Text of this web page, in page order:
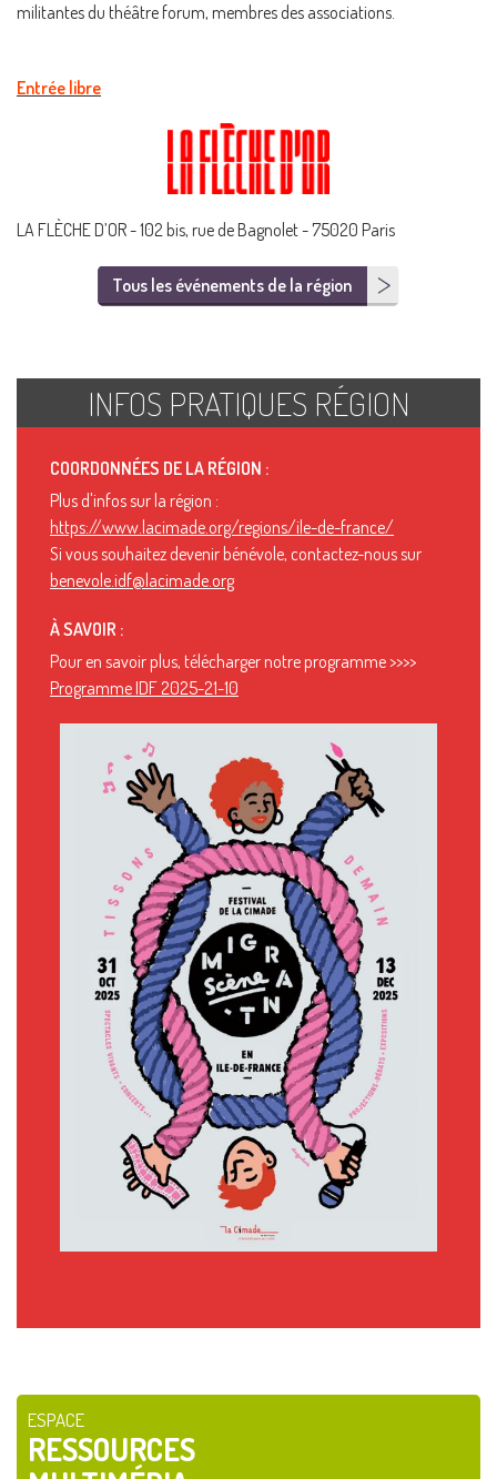
militantes du théâtre forum, membres des associations.
Entrée libre
LA FLÈCHE D’OR - 102 bis, rue de Bagnolet - 75020 Paris
Tous les événements de la région
INFOS PRATIQUES RÉGION
COORDONNÉES DE LA RÉGION :
Plus d'infos sur la région :
https://www.lacimade.org/regions/ile-de-france/
Si vous souhaitez devenir bénévole, contactez-nous sur
benevole.idf@lacimade.org
À SAVOIR :
Pour en savoir plus, télécharger notre programme >>>>
Programme IDF 2025-21-10
ESPACE
RESSOURCES